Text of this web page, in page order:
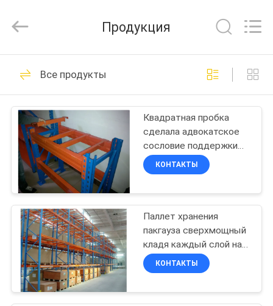
ДОМ
ПРОДУКТЫ
НАС
ПУТЕШЕСТВИЕ
ФАБРИКИ
ПРОВЕРКА
КАЧЕСТВА
Products
Rights
Сверхмощная
вешалка паллета
21
селективный
паллетные
стеллажи
25
Продукция
Все продукты
Квадратная пробка
сделала адвокатское
сословие поддержки
паллета для
сверхмощной вешалки
наибольшей
допускаемой нагрузки
на опору
КОНТАКТЫ
Паллет хранения
пакгауза сверхмощный
кладя каждый слой на
полку оборудованный с
адвокатскими
КОНТАКТЫ